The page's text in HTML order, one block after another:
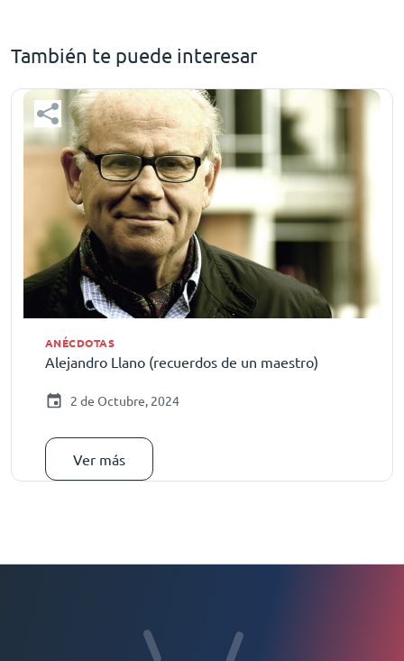
También te puede interesar
ANÉCDOTAS
Alejandro Llano (recuerdos de un maestro)
2 de Octubre, 2024
Ver más